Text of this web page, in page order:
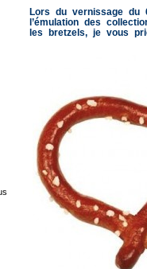
Lors du vernissage du
l’émulation des
les bretzels, je vous